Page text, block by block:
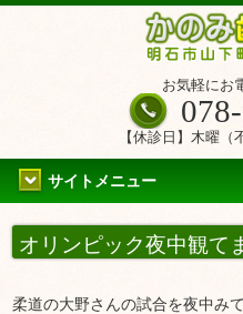
お気軽にお
【休診日】木曜（
サイトメニュー
オリンピック夜中観て
柔道の大野さんの試合を夜中み